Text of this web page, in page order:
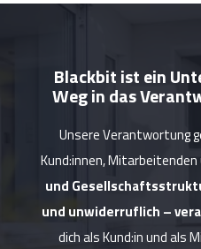
Blackbit ist ein
Weg in das
Unsere Verantwortung
Kund:innen,
und
und unwiderruflich –
dich als Kund:in und als